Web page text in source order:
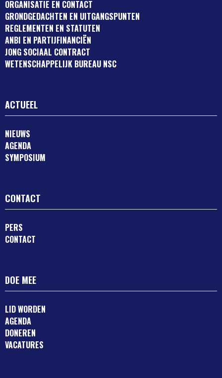
ORGANISATIE EN CONTACT
GRONDGEDACHTEN EN UITGANGSPUNTEN
REGLEMENTEN EN STATUTEN
ANBI EN PARTIJFINANCIËN
JONG SOCIAAL CONTRACT
WETENSCHAPPELIJK BUREAU NSC
ACTUEEL
NIEUWS
AGENDA
SYMPOSIUM
CONTACT
PERS
CONTACT
DOE MEE
LID WORDEN
AGENDA
DONEREN
VACATURES